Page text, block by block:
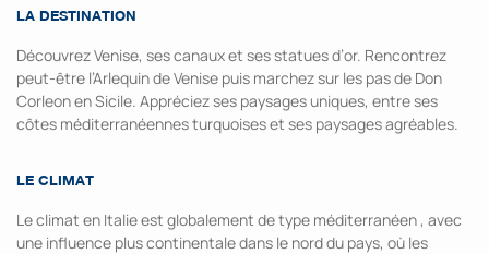
LA DESTINATION
Découvrez Venise, ses canaux et ses statues d’or. Rencontrez
peut-être l’Arlequin de Venise puis marchez sur les pas de Don
Corleon en Sicile. Appréciez ses paysages uniques, entre ses
côtes méditerranéennes turquoises et ses paysages agréables.
LE CLIMAT
Le climat en Italie est globalement de type méditerranéen , avec
une influence plus continentale dans le nord du pays, où les